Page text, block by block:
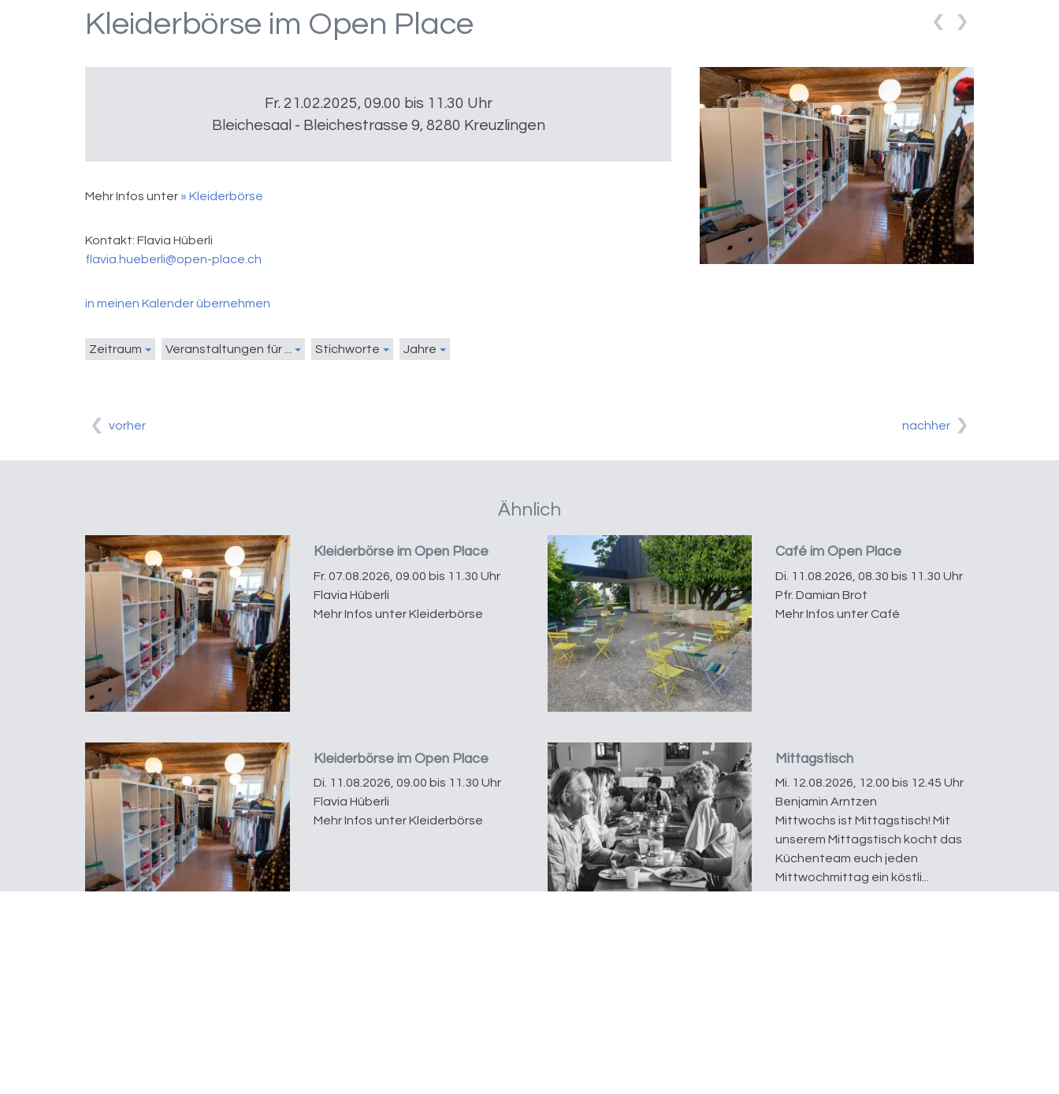
Kleiderbörse im Open Place
Fr. 21.02.2025, 09.00 bis 11.30 Uhr
Bleichesaal - Bleichestrasse 9, 8280 Kreuzlingen
Mehr Infos unter » Kleiderbörse
Kontakt: Flavia Hüberli
flavia.hueberli@open-place.ch
in meinen Kalender übernehmen
Zeitraum Veranstaltungen für ... Stichworte Jahre
vorher nachher
Ähnlich
Kleiderbörse im Open Place
Fr. 07.08.2026, 09.00 bis 11.30 Uhr
Flavia Hüberli
Mehr Infos unter Kleiderbörse
Café im Open Place
Di. 11.08.2026, 08.30 bis 11.30 Uhr
Pfr. Damian Brot
Mehr Infos unter Café
Kleiderbörse im Open Place
Di. 11.08.2026, 09.00 bis 11.30 Uhr
Flavia Hüberli
Mehr Infos unter Kleiderbörse
Mittagstisch
Mi. 12.08.2026, 12.00 bis 12.45 Uhr
Benjamin Arntzen
Mittwochs ist Mittagstisch! Mit
unserem Mittagstisch kocht das
Küchenteam euch jeden
Mittwochmittag ein köstli...